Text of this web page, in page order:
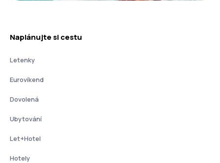
Naplánujte si cestu
Letenky
Eurovíkend
Dovolená
Ubytování
Let+Hotel
Hotely